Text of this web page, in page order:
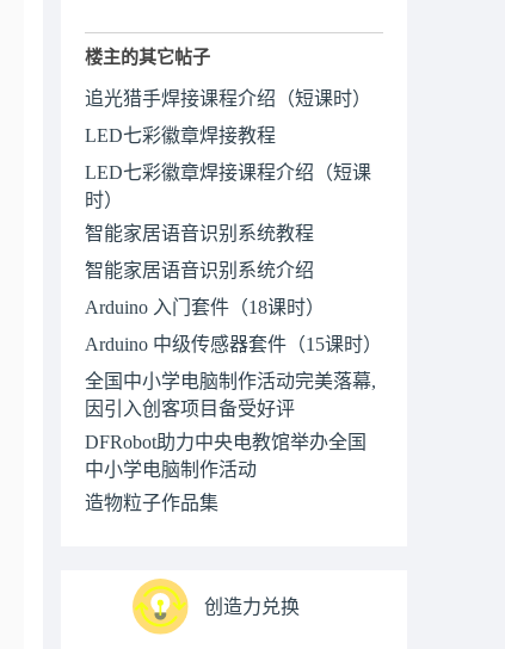
楼主的其它帖子
追光猎手焊接课程介绍（短课时）
LED七彩徽章焊接教程
LED七彩徽章焊接课程介绍（短课
时）
智能家居语音识别系统教程
智能家居语音识别系统介绍
Arduino 入门套件（18课时）
Arduino 中级传感器套件（15课时）
全国中小学电脑制作活动完美落幕,
因引入创客项目备受好评
DFRobot助力中央电教馆举办全国
中小学电脑制作活动
造物粒子作品集
创造力兑换